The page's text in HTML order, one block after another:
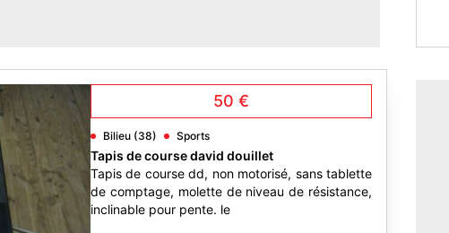
50 €
Bilieu (38) Sports
Tapis de course david douillet
Tapis de course dd, non motorisé, sans tablette
de comptage, molette de niveau de résistance,
inclinable pour pente. le